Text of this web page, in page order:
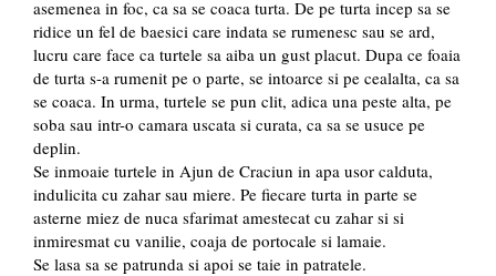
asemenea in foc, ca sa se coaca turta. De pe turta incep sa se
ridice un fel de baesici care indata se rumenesc sau se ard,
lucru care face ca turtele sa aiba un gust placut. Dupa ce foaia
de turta s-a rumenit pe o parte, se intoarce si pe cealalta, ca sa
se coaca. In urma, turtele se pun clit, adica una peste alta, pe
soba sau intr-o camara uscata si curata, ca sa se usuce pe
deplin.
Se inmoaie turtele in Ajun de Craciun in apa usor calduta,
indulicita cu zahar sau miere. Pe fiecare turta in parte se
asterne miez de nuca sfarimat amestecat cu zahar si si
inmiresmat cu vanilie, coaja de portocale si lamaie.
Se lasa sa se patrunda si apoi se taie in patratele.